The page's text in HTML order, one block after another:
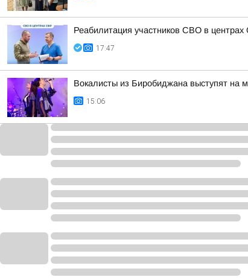
Реабилитация участников СВО в
17:47
Вокалисты из Биробиджана выступят на
15:06